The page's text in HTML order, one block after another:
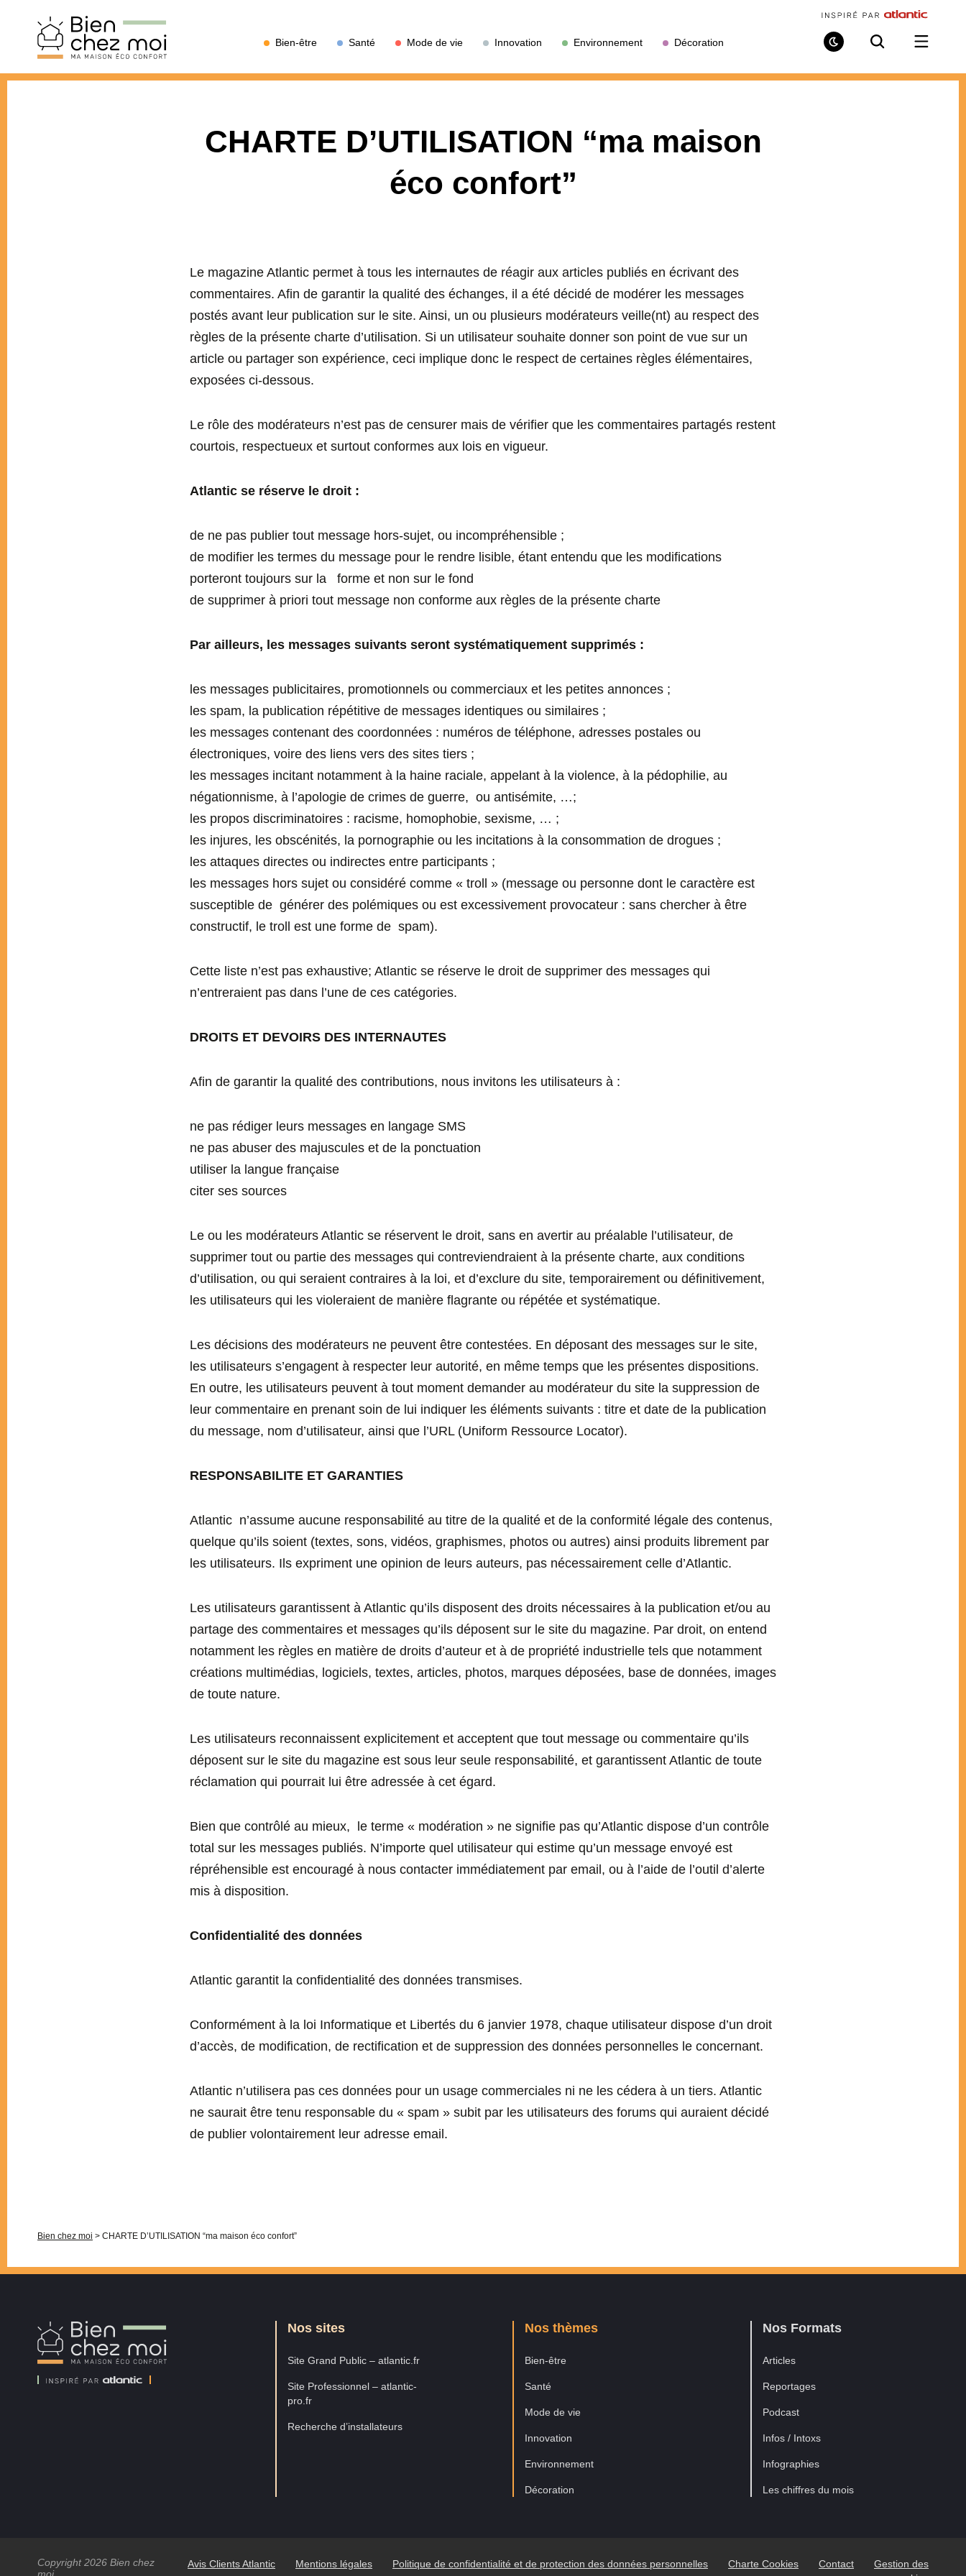
Bien-être Santé Mode de vie Innovation Environnement Décoration
Mode
RechercheOuvrir
le
CHARTE D’UTILISATION “ma maison
éco confort”
Le magazine Atlantic permet à tous les internautes de réagir aux articles publiés en écrivant des
commentaires. Afin de garantir la qualité des échanges, il a été décidé de modérer les messages
postés avant leur publication sur le site. Ainsi, un ou plusieurs modérateurs veille(nt) au respect des
règles de la présente charte d’utilisation. Si un utilisateur souhaite donner son point de vue sur un
article ou partager son expérience, ceci implique donc le respect de certaines règles élémentaires,
exposées ci-dessous.
Le rôle des modérateurs n’est pas de censurer mais de vérifier que les commentaires partagés restent
courtois, respectueux et surtout conformes aux lois en vigueur.
Atlantic se réserve le droit :
de ne pas publier tout message hors-sujet, ou incompréhensible ;
de modifier les termes du message pour le rendre lisible, étant entendu que les modifications
porteront toujours sur la forme et non sur le fond
de supprimer à priori tout message non conforme aux règles de la présente charte
Par ailleurs, les messages suivants seront systématiquement supprimés :
les messages publicitaires, promotionnels ou commerciaux et les petites annonces ;
les spam, la publication répétitive de messages identiques ou similaires ;
les messages contenant des coordonnées : numéros de téléphone, adresses postales ou
électroniques, voire des liens vers des sites tiers ;
les messages incitant notamment à la haine raciale, appelant à la violence, à la pédophilie, au
négationnisme, à l’apologie de crimes de guerre, ou antisémite, …;
les propos discriminatoires : racisme, homophobie, sexisme, … ;
les injures, les obscénités, la pornographie ou les incitations à la consommation de drogues ;
les attaques directes ou indirectes entre participants ;
les messages hors sujet ou considéré comme « troll » (message ou personne dont le caractère est
susceptible de générer des polémiques ou est excessivement provocateur : sans chercher à être
constructif, le troll est une forme de spam).
Cette liste n’est pas exhaustive; Atlantic se réserve le droit de supprimer des messages qui
n’entreraient pas dans l’une de ces catégories.
DROITS ET DEVOIRS DES INTERNAUTES
Afin de garantir la qualité des contributions, nous invitons les utilisateurs à :
ne pas rédiger leurs messages en langage SMS
ne pas abuser des majuscules et de la ponctuation
utiliser la langue française
citer ses sources
Le ou les modérateurs Atlantic se réservent le droit, sans en avertir au préalable l’utilisateur, de
supprimer tout ou partie des messages qui contreviendraient à la présente charte, aux conditions
d’utilisation, ou qui seraient contraires à la loi, et d’exclure du site, temporairement ou définitivement,
les utilisateurs qui les violeraient de manière flagrante ou répétée et systématique.
Les décisions des modérateurs ne peuvent être contestées. En déposant des messages sur le site,
les utilisateurs s’engagent à respecter leur autorité, en même temps que les présentes dispositions.
En outre, les utilisateurs peuvent à tout moment demander au modérateur du site la suppression de
leur commentaire en prenant soin de lui indiquer les éléments suivants : titre et date de la publication
du message, nom d’utilisateur, ainsi que l’URL (Uniform Ressource Locator).
RESPONSABILITE ET GARANTIES
Atlantic n’assume aucune responsabilité au titre de la qualité et de la conformité légale des contenus,
quelque qu’ils soient (textes, sons, vidéos, graphismes, photos ou autres) ainsi produits librement par
les utilisateurs. Ils expriment une opinion de leurs auteurs, pas nécessairement celle d’Atlantic.
Les utilisateurs garantissent à Atlantic qu’ils disposent des droits nécessaires à la publication et/ou au
partage des commentaires et messages qu’ils déposent sur le site du magazine. Par droit, on entend
notamment les règles en matière de droits d’auteur et à de propriété industrielle tels que notamment
créations multimédias, logiciels, textes, articles, photos, marques déposées, base de données, images
de toute nature.
Les utilisateurs reconnaissent explicitement et acceptent que tout message ou commentaire qu’ils
déposent sur le site du magazine est sous leur seule responsabilité, et garantissent Atlantic de toute
réclamation qui pourrait lui être adressée à cet égard.
Bien que contrôlé au mieux, le terme « modération » ne signifie pas qu’Atlantic dispose d’un contrôle
total sur les messages publiés. N’importe quel utilisateur qui estime qu’un message envoyé est
répréhensible est encouragé à nous contacter immédiatement par email, ou à l’aide de l’outil d’alerte
mis à disposition.
Confidentialité des données
Atlantic garantit la confidentialité des données transmises.
Conformément à la loi Informatique et Libertés du 6 janvier 1978, chaque utilisateur dispose d’un droit
d’accès, de modification, de rectification et de suppression des données personnelles le concernant.
Atlantic n’utilisera pas ces données pour un usage commerciales ni ne les cédera à un tiers. Atlantic
ne saurait être tenu responsable du « spam » subit par les utilisateurs des forums qui auraient décidé
de publier volontairement leur adresse email.
Bien chez moi > CHARTE D’UTILISATION “ma maison éco confort”
Chez
Nos sites
Site Grand Public – atlantic.fr
Site Professionnel – atlantic-
pro.fr
Recherche d’installateurs
Nos thèmes
Bien-être
Santé
Mode de vie
Innovation
Environnement
Décoration
Nos Formats
Articles
Reportages
Podcast
Infos / Intoxs
Infographies
Les chiffres du mois
Copyright 2026 Bien chez
moi
Avis Clients Atlantic Mentions légales Politique de confidentialité et de protection des données personnelles Charte Cookies Contact
Gestion des